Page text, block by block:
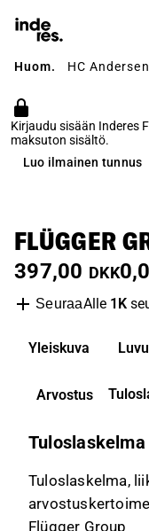
Huom. HC
Kirjaudu sisään Inderes
maksuton sisältö.
Luo ilmainen tunnus
FLÜGGER
397,00 DKK
SeuraaAlle 1K
Yleiskuva
Arvostus
Tuloslaskelma
Tuloslaskelma,
Flügger Group